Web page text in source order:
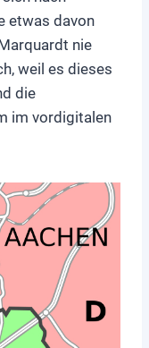
etwas davon
nie
weil es dieses
die
im vordigitalen